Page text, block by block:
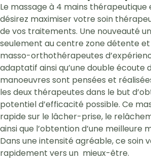
Le massage à 4 mains thérapeutique
désirez maximiser votre soin
de vos traitements. Une nouveauté
seulement au centre zone détente
masso-orthothérapeutes
adaptatif ainsi qu’une double écoute
manoeuvres sont pensées et
les deux thérapeutes dans le but
potentiel d’efficacité possible. Ce
rapide sur le lâcher-prise, le
ainsi que l’obtention d’une meilleure
Dans une intensité agréable, ce soin
rapidement vers un mieux-être.